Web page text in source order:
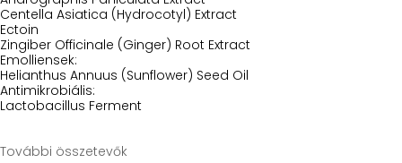
Centella Asiatica (Hydrocotyl) Extract
Ectoin
Zingiber Officinale (Ginger) Root Extract
Emolliensek:
Helianthus Annuus (Sunflower) Seed Oil
Antimikrobiális:
Lactobacillus Ferment
További összetevők